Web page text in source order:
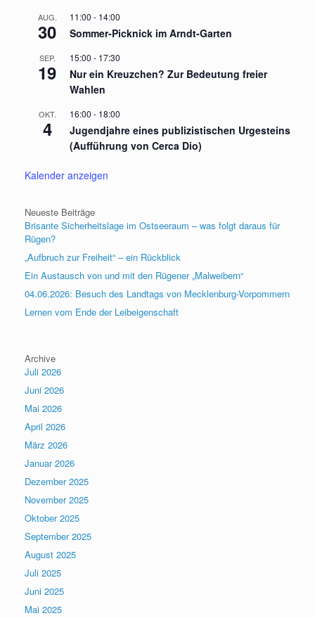
AUG.
30
11:00 - 14:00
Sommer-Picknick im Arndt-Garten
SEP.
19
15:00 - 17:30
Nur ein Kreuzchen? Zur Bedeutung freier
Wahlen
OKT.
4
16:00 - 18:00
Jugendjahre eines publizistischen Urgesteins
(Aufführung von Cerca Dio)
Kalender anzeigen
Neueste Beiträge
Brisante Sicherheitslage im Ostseeraum – was folgt daraus für
Rügen?
„Aufbruch zur Freiheit“ – ein Rückblick
Ein Austausch von und mit den Rügener „Malweibern“
04.06.2026: Besuch des Landtags von Mecklenburg-Vorpommern
Lernen vom Ende der Leibeigenschaft
Archive
Juli 2026
Juni 2026
Mai 2026
April 2026
März 2026
Januar 2026
Dezember 2025
November 2025
Oktober 2025
September 2025
August 2025
Juli 2025
Juni 2025
Mai 2025